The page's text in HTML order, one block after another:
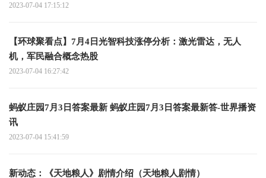
2023-07-04 17:15:12
【环球聚看点】7月4日光智科技涨停分析：激光雷达，无人
机，军民融合概念热股
2023-07-04 16:27:42
蚂蚁庄园7月3日答案最新 蚂蚁庄园7月3日答案最新答-世界播资
讯
2023-07-04 15:41:59
新动态：《天地粮人》剧情介绍（天地粮人剧情）